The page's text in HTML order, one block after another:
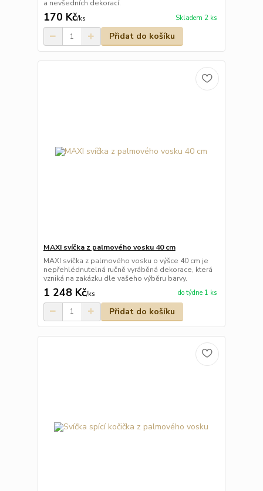
a nevšedních dekorací.
170 Kč/ks Skladem 2 ks
Přidat do košíku
MAXI svíčka z palmového vosku 40 cm
MAXI svíčka z palmového vosku o výšce 40 cm je
nepřehlédnutelná ručně vyráběná dekorace, která
vzniká na zakázku dle vašeho výběru barvy.
1 248 Kč/ks do týdne 1 ks
Přidat do košíku